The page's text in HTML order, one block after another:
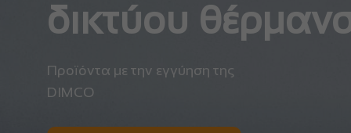
δικτύου
Προϊόντα με την εγγύηση της
DIMCO